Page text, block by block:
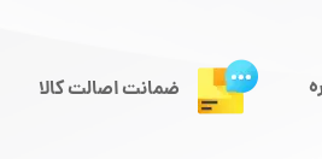
ضمانت اصالت کالا